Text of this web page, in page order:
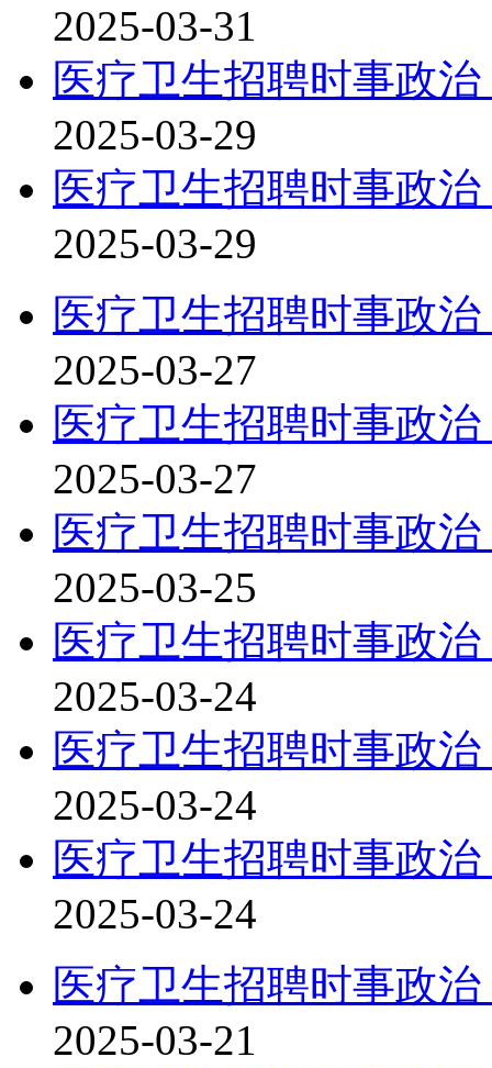
2025-03-31
医疗卫生招聘时事政
2025-03-29
医疗卫生招聘时事政
2025-03-29
医疗卫生招聘时事政
2025-03-27
医疗卫生招聘时事政
2025-03-27
医疗卫生招聘时事政
2025-03-25
医疗卫生招聘时事政
2025-03-24
医疗卫生招聘时事政
2025-03-24
医疗卫生招聘时事政
2025-03-24
医疗卫生招聘时事政
2025-03-21